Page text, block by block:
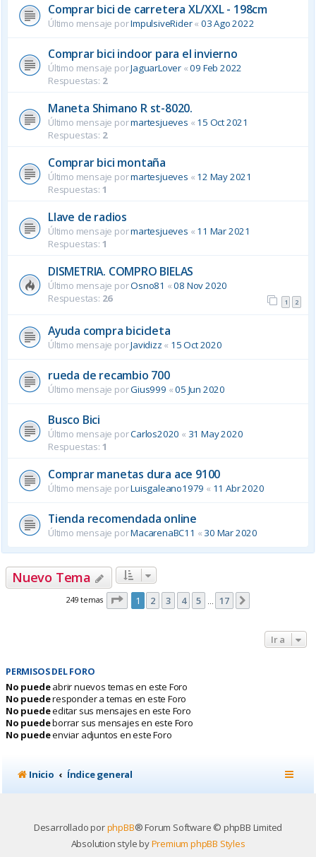
Comprar bici de carretera XL/XXL - 198cm
Último mensaje porImpulsiveRider« 03 Ago 2022
Comprar bici indoor para el invierno
Último mensaje porJaguarLover «09 Feb 2022
Respuestas: 2
Maneta Shimano R st-8020.
Último mensaje pormartesjueves « 15 Oct 2021
Respuestas: 2
Comprar bici montaña
Último mensaje pormartesjueves « 12 May 2021
Respuestas: 1
Llave de radios
Último mensaje pormartesjueves « 11 Mar 2021
Respuestas: 1
DISMETRIA. COMPRO BIELAS
Último mensaje porOsno81 «08 Nov 2020
Respuestas: 26 1 2
Ayuda compra bicicleta
Último mensaje porJavidizz « 15 Oct 2020
rueda de recambio 700
Último mensaje porGius999 «05 Jun 2020
Busco Bici
Último mensaje porCarlos2020 « 31 May 2020
Respuestas: 1
Comprar manetas dura ace 9100
Último mensaje porLuisgaleano1979 « 11 Abr 2020
Tienda recomendada online
Último mensaje porMacarenaBC11 « 30 Mar 2020
Nuevo Tema
249 temas Página de 17
1 2 3 4 5 17
Ir a
PERMISOS DEL FORO
No puedeabrir nuevos temas en este Foro
No puederesponder a temas en este Foro
No puedeeditar sus mensajes en este Foro
No puedeborrar sus mensajes en este Foro
No puedeenviar adjuntos en este Foro
Inicio Índice general
Desarrollado porphpBB® Forum Software © phpBB Limited
Absolution style byPremium phpBB Styles